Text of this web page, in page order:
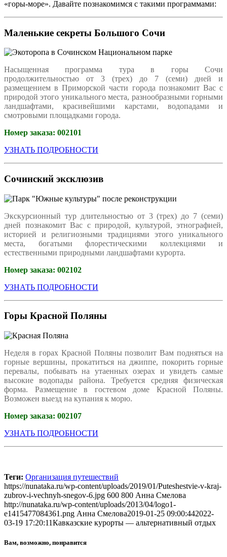
«горы-море». Давайте познакомимся с такими программами:
Маленькие секреты Большого Сочи
Насыщенная программа тура в горы Сочи
продолжительностью от 3 (трех) до 7 (семи) дней и
размещением в Приморской части города познакомит Вас с
природой этого уникального места, разнообразными горными
ландшафтами, красивейшими карстами, водопадами и
смотровыми площадками города.
Номер заказа: 002101
УЗНАТЬ ПОДРОБНОСТИ
Сочинский эксклюзив
Экскурсионный тур длительностью от 3 (трех) до 7 (семи)
дней познакомит Вас с природой, культурой, этнографией,
историей и религиозными традициями этого уникального
места, богатыми флорестическими коллекциями и
естественными природными ландшафтами курорта.
Номер заказа: 002102
УЗНАТЬ ПОДРОБНОСТИ
Горы Красной Поляны
Неделя в горах Красной Поляны позволит Вам подняться на
горные вершины, прокатиться на джиппе, покорить горные
перевалы, побывать на утаенных озерах и увидеть самые
высокие водопады района. Требуется средняя физическая
форма. Размещение в гостевом доме Красной Поляны.
Возможен выезд на купания к морю.
Номер заказа: 002107
УЗНАТЬ ПОДРОБНОСТИ
Теги: Организация путешествий
https://nunataka.ru/wp-content/uploads/2019/01/Puteshestvie-v-kraj-
zubrov-i-vechnyh-snegov-6.jpg 600 800 Анна Смелова
http://nunataka.ru/wp-content/uploads/2013/04/logo1-
e1415477084361.png Анна Смелова2019-01-25 09:00:442022-
03-19 17:20:11Кавказские курорты — альтернативный отдых
Вам, возможно, понравится